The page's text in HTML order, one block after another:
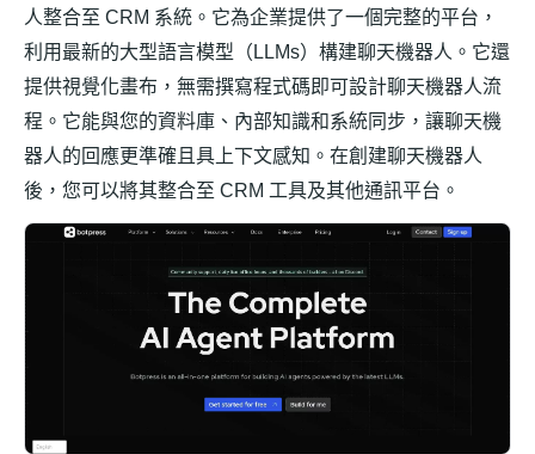
人整合至 CRM 系統。它為企業提供了一個完整的平台，
利用最新的大型語言模型（LLMs）構建聊天機器人。它還
提供視覺化畫布，無需撰寫程式碼即可設計聊天機器人流
程。它能與您的資料庫、內部知識和系統同步，讓聊天機
器人的回應更準確且具上下文感知。在創建聊天機器人
後，您可以將其整合至 CRM 工具及其他通訊平台。